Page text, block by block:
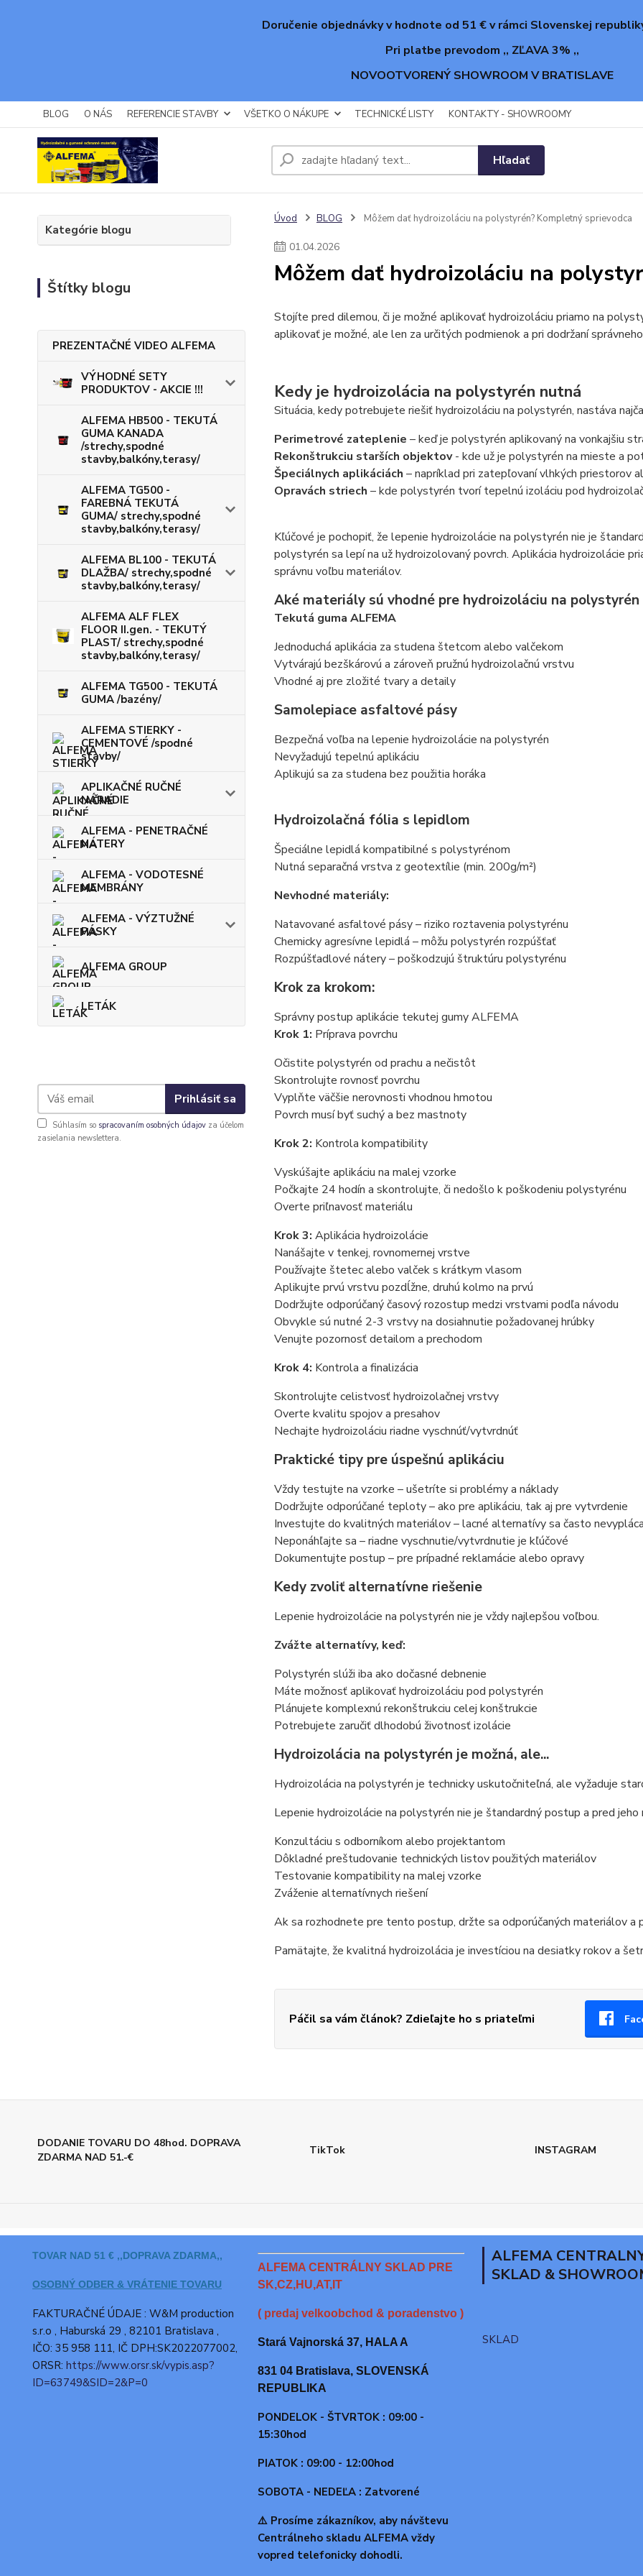
Doručenie objednávky v hodnote od 51 € v rámci Slovenskej
Pri platbe prevodom ,, ZĽAVA 3% ,,
NOVOOTVORENÝ SHOWROOM V BRATISLAVE
BLOG O NÁS REFERENCIE STAVBY VŠETKO O NÁKUPE TECHNICKÉ LISTY KONTAKTY - SHOWROOMY
Hľadať
Kategórie blogu
Štítky blogu
PREZENTAČNÉ VIDEO ALFEMA
VÝHODNÉ SETY
PRODUKTOV - AKCIE !!!
ALFEMA HB500 - TEKUTÁ
GUMA KANADA
/strechy,spodné
stavby,balkóny,terasy/
ALFEMA TG500 -
FAREBNÁ TEKUTÁ
GUMA/ strechy,spodné
stavby,balkóny,terasy/
ALFEMA BL100 - TEKUTÁ
DLAŽBA/ strechy,spodné
stavby,balkóny,terasy/
ALFEMA ALF FLEX
FLOOR II.gen. - TEKUTÝ
PLAST/ strechy,spodné
stavby,balkóny,terasy/
ALFEMA TG500 - TEKUTÁ
GUMA /bazény/
ALFEMA STIERKY -
CEMENTOVÉ /spodné
stavby/
APLIKAČNÉ RUČNÉ
NÁRADIE
ALFEMA - PENETRAČNÉ
NÁTERY
ALFEMA - VODOTESNÉ
MEMBRÁNY
ALFEMA - VÝZTUŽNÉ
PÁSKY
ALFEMA GROUP
LETÁK
Prihlásiť sa
Súhlasím so spracovaním osobných údajov za účelom
zasielania newslettera.
Úvod BLOG Môžem dať hydroizoláciu na polystyrén? Kompletný sprievodca
01.04.2026
Môžem dať hydroizoláciu na
Stojíte pred dilemou, či je možné aplikovať hydroizoláciu priamo na
aplikovať je možné, ale len za určitých podmienok a pri dodržaní
Kedy je hydroizolácia na polystyrén nutná
Situácia, kedy potrebujete riešiť hydroizoláciu na polystyrén, nastáva
Perimetrové zateplenie – keď je polystyrén aplikovaný na vonkajšiu
Rekonštrukciu starších objektov- kde už je polystyrén na mieste a
Špeciálnych aplikáciách – napríklad pri zatepľovaní vlhkých priestorov
Opravách striech – kde polystyrén tvorí tepelnú izoláciu pod
Kľúčové je pochopiť, že lepenie hydroizolácie na polystyrén nie je
polystyrén sa lepí na už hydroizolovaný povrch. Aplikácia hydroizolácie
správnu voľbu materiálov.
Aké materiály sú vhodné pre hydroizoláciu na polystyrén
Tekutá guma ALFEMA
Jednoduchá aplikácia za studena štetcom alebo valčekom
Vytvárajú bezškárovú a zároveň pružnú hydroizolačnú vrstvu
Vhodné aj pre zložité tvary a detaily
Samolepiace asfaltové pásy
Bezpečná voľba na lepenie hydroizolácie na polystyrén
Nevyžadujú tepelnú aplikáciu
Aplikujú sa za studena bez použitia horáka
Hydroizolačná fólia s lepidlom
Špeciálne lepidlá kompatibilné s polystyrénom
Nutná separačná vrstva z geotextílie (min. 200g/m²)
Nevhodné materiály:
Natavované asfaltové pásy – riziko roztavenia polystyrénu
Chemicky agresívne lepidlá – môžu polystyrén rozpúšťať
Rozpúšťadlové nátery – poškodzujú štruktúru polystyrénu
Krok za krokom:
Správny postup aplikácie tekutej gumy ALFEMA
Krok 1: Príprava povrchu
Očistite polystyrén od prachu a nečistôt
Skontrolujte rovnosť povrchu
Vyplňte väčšie nerovnosti vhodnou hmotou
Povrch musí byť suchý a bez mastnoty
Krok 2: Kontrola kompatibility
Vyskúšajte aplikáciu na malej vzorke
Počkajte 24 hodín a skontrolujte, či nedošlo k poškodeniu polystyrénu
Overte priľnavosť materiálu
Krok 3: Aplikácia hydroizolácie
Nanášajte v tenkej, rovnomernej vrstve
Používajte štetec alebo valček s krátkym vlasom
Aplikujte prvú vrstvu pozdĺžne, druhú kolmo na prvú
Dodržujte odporúčaný časový rozostup medzi vrstvami podľa návodu
Obvykle sú nutné 2-3 vrstvy na dosiahnutie požadovanej hrúbky
Venujte pozornosť detailom a prechodom
Krok 4: Kontrola a finalizácia
Skontrolujte celistvosť hydroizolačnej vrstvy
Overte kvalitu spojov a presahov
Nechajte hydroizoláciu riadne vyschnúť/vytvrdnúť
Praktické tipy pre úspešnú aplikáciu
Vždy testujte na vzorke – ušetríte si problémy a náklady
Dodržujte odporúčané teploty – ako pre aplikáciu, tak aj pre vytvrdenie
Investujte do kvalitných materiálov – lacné alternatívy sa často
Neponáhľajte sa – riadne vyschnutie/vytvrdnutie je kľúčové
Dokumentujte postup – pre prípadné reklamácie alebo opravy
Kedy zvoliť alternatívne riešenie
Lepenie hydroizolácie na polystyrén nie je vždy najlepšou voľbou.
Zvážte alternatívy, keď:
Polystyrén slúži iba ako dočasné debnenie
Máte možnosť aplikovať hydroizoláciu pod polystyrén
Plánujete komplexnú rekonštrukciu celej konštrukcie
Potrebujete zaručiť dlhodobú životnosť izolácie
Hydroizolácia na polystyrén je možná, ale...
Hydroizolácia na polystyrén je technicky uskutočniteľná, ale vyžaduje
Lepenie hydroizolácie na polystyrén nie je štandardný postup a pred jeho
Konzultáciu s odborníkom alebo projektantom
Dôkladné preštudovanie technických listov použitých materiálov
Testovanie kompatibility na malej vzorke
Zváženie alternatívnych riešení
Ak sa rozhodnete pre tento postup, držte sa odporúčaných materiálov a
Pamätajte, že kvalitná hydroizolácia je investíciou na desiatky rokov a
Páčil sa vám článok? Zdieľajte ho s priateľmi
DODANIE TOVARU DO 48hod. DOPRAVA
ZDARMA NAD 51.-€
TikTok INSTAGRAM
TOVAR NAD 51 € ,,DOPRAVA ZDARMA,,
OSOBNÝ ODBER & VRÁTENIE TOVARU
FAKTURAČNÉ ÚDAJE : W&M production
s.r.o , Haburská 29 , 82101 Bratislava ,
IČO: 35 958 111, IČ DPH:SK2022077002,
ORSR: https://www.orsr.sk/vypis.asp?
ID=63749&SID=2&P=0
ALFEMA CENTRÁLNY SKLAD PRE
SK,CZ,HU,AT,IT
( predaj velkoobchod & poradenstvo )
Stará Vajnorská 37, HALA A
831 04 Bratislava, SLOVENSKÁ
REPUBLIKA
PONDELOK - ŠTVRTOK : 09:00 -
15:30hod
PIATOK : 09:00 - 12:00hod
SOBOTA - NEDEĽA : Zatvorené
⚠️ Prosíme zákazníkov, aby návštevu
Centrálneho skladu ALFEMA vždy
vopred telefonicky dohodli.
ALFEMA
SKLAD &
SKLAD